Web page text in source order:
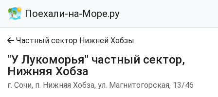
Поехали-на-Море.ру
Частный сектор Нижней Хобзы
"У Лукоморья" частный сектор,
Нижняя Хобза
г. Сочи, п. Нижняя Хобза, ул. Магнитогорская, 13/46